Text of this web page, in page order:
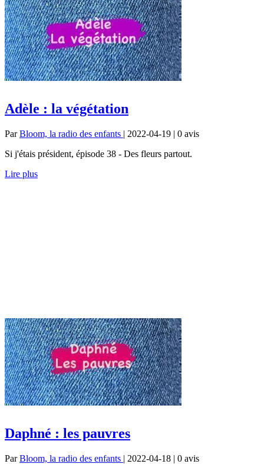
Adèle : la végétation
ParBloom, la radio des enfants | 2022-04-19 | 0 avis
Si j'étais président, épisode 38 - Des fleurs partout.
Lire plus
Daphné : les pauvres
ParBloom, la radio des enfants | 2022-04-18 | 0 avis